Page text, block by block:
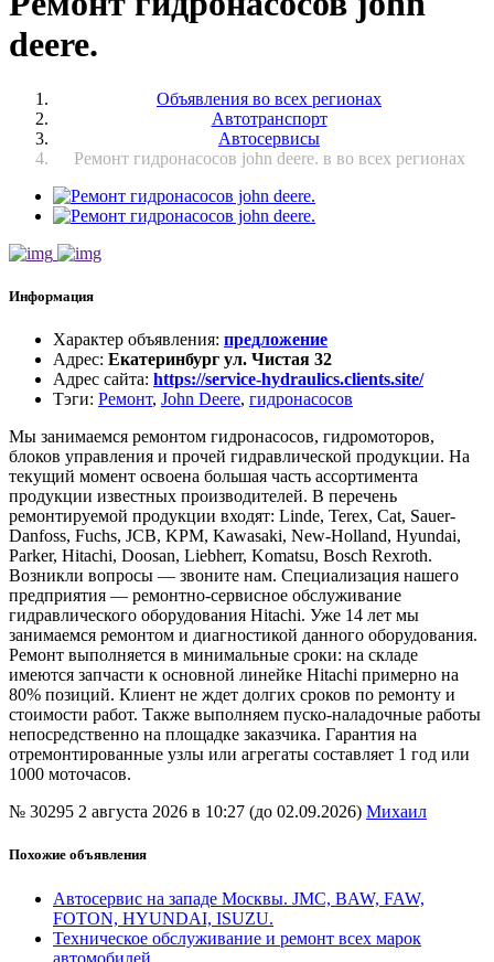
deere.
Объявления во всех регионах
Автотранспорт
Автосервисы
Ремонт гидронасосов john deere. в во всех регионах
Информация
Характер объявления: предложение
Адрес: Екатеринбург ул. Чистая 32
Адрес сайта: https://service-hydraulics.clients.site/
Тэги: Ремонт, John Deere, гидронасосов
Мы занимаемся ремонтом гидронасосов, гидромоторов,
блоков управления и прочей гидравлической продукции. На
текущий момент освоена большая часть ассортимента
продукции известных производителей. В перечень
ремонтируемой продукции входят: Linde, Terex, Cat, Sauer-
Danfoss, Fuchs, JCB, KPM, Kawasaki, New-Holland, Hyundai,
Parker, Hitachi, Doosan, Liebherr, Komatsu, Bosch Rexroth.
Возникли вопросы — звоните нам. Специализация нашего
предприятия — ремонтно-сервисное обслуживание
гидравлического оборудования Hitachi. Уже 14 лет мы
занимаемся ремонтом и диагностикой данного оборудования.
Ремонт выполняется в минимальные сроки: на складе
имеются запчасти к основной линейке Hitachi примерно на
80% позиций. Клиент не ждет долгих сроков по ремонту и
стоимости работ. Также выполняем пуско-наладочные работы
непосредственно на площадке заказчика. Гарантия на
отремонтированные узлы или агрегаты составляет 1 год или
1000 моточасов.
№ 30295 2 августа 2026 в 10:27 (до 02.09.2026) Михаил
Похожие объявления
Автосервис на западе Москвы. JMC, BAW, FAW,
FOTON, HYUNDAI, ISUZU.
Техническое обслуживание и ремонт всех марок
автомобилей